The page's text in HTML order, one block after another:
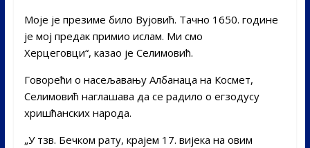
Моје је презиме било Вујовић. Тачно 1650. године
је мој предак примио ислам. Ми смо
Херцеговци“, казао је Селимовић.
Говорећи о насељавању Албанаца на Космет,
Селимовић наглашава да се радило о егзодусу
хришћанских народа.
„У тзв. Бечком рату, крајем 17. вијека на овим